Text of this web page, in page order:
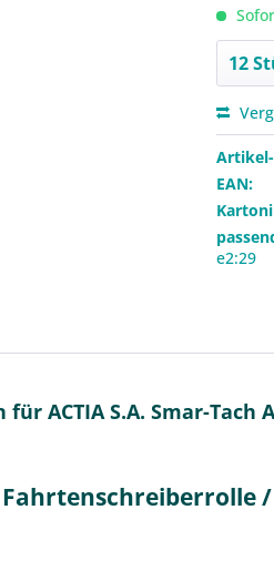
EAN:
e2:29
ACTIA S.A. Smar-Tach
/